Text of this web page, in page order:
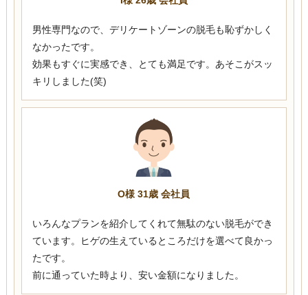
男性専門なので、デリケートゾーンの脱毛も恥ずかしく
なかったです。
効果もすぐに実感でき、とても満足です。あそこがスッ
キリしました(笑)
O様 31歳 会社員
いろんなプランを紹介してくれて無駄のない脱毛ができ
ています。ヒゲの生えているところだけを選べて良かっ
たです。
前に通っていた時より、安い金額になりました。